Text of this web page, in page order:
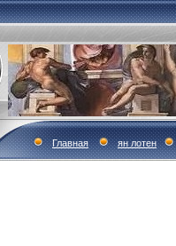
Главная ян лотен